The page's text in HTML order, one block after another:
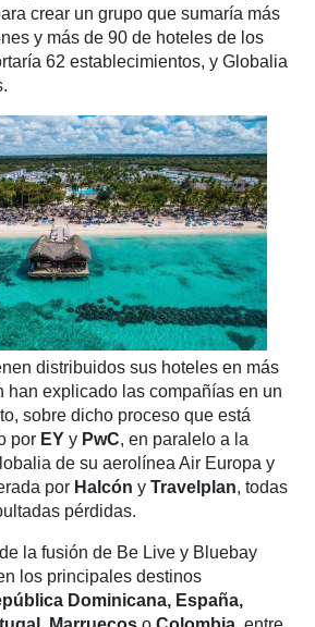
crear un grupo que sumaría más
y más de 90 de hoteles de los
62 establecimientos, y Globalia
distribuidos sus hoteles en más
han explicado las compañías en un
sobre dicho proceso que está
por EY y PwC, en paralelo a la
de su aerolínea Air Europa y
por Halcón y Travelplan, todas
pérdidas.
la fusión de Be Live y Bluebay
los principales destinos
Dominicana, España,